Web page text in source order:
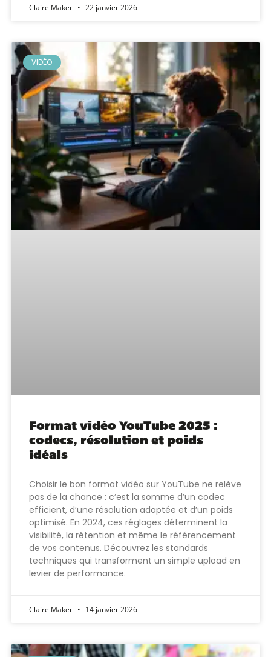
Claire Maker 22 janvier 2026
VIDÉO
Format vidéo YouTube 2025 :
codecs, résolution et poids
idéals
Choisir le bon format vidéo sur YouTube ne relève
pas de la chance : c’est la somme d’un codec
efficient, d’une résolution adaptée et d’un poids
optimisé. En 2024, ces réglages déterminent la
visibilité, la rétention et même le référencement
de vos contenus. Découvrez les standards
techniques qui transforment un simple upload en
levier de performance.
Claire Maker 14 janvier 2026